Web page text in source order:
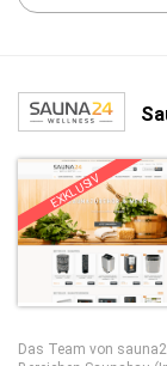
EXKLUSIV
Das Team von